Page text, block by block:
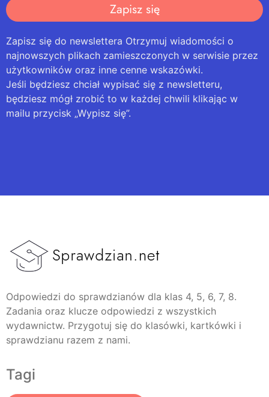
Zapisz się
Zapisz się do newslettera Otrzymuj wiadomości o
najnowszych plikach zamieszczonych w serwisie przez
użytkowników oraz inne cenne wskazówki.
Jeśli będziesz chciał wypisać się z newsletteru,
będziesz mógł zrobić to w każdej chwili klikając w
mailu przycisk „Wypisz się”.
Odpowiedzi do sprawdzianów dla klas 4, 5, 6, 7, 8.
Zadania oraz klucze odpowiedzi z wszystkich
wydawnictw. Przygotuj się do klasówki, kartkówki i
sprawdzianu razem z nami.
Tagi